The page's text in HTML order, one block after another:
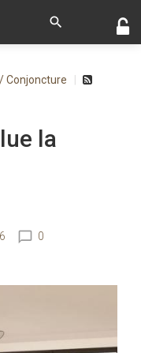
Conjoncture
la
0